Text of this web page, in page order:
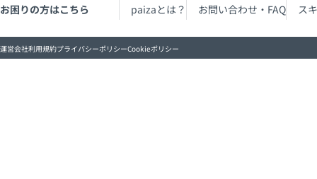
お困りの方はこちら paizaとは？ お問い合わせ・FAQ ス
運営会社利用規約プライバシーポリシーCookieポリシー